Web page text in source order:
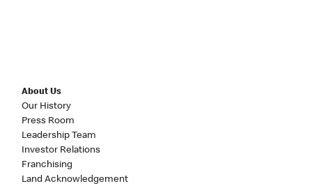
About Us
Our History
Press Room
Leadership Team
Investor Relations
Franchising
Land Acknowledgement